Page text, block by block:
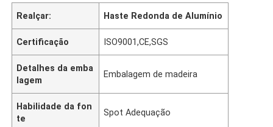
Realçar: Haste Redonda de Alumínio
Certificação ISO9001,CE,SGS
Detalhes da emba
lagem
Embalagem de madeira
Habilidade da fon
te
Spot Adequação